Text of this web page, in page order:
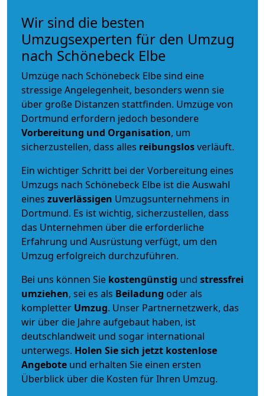
Wir sind die besten
Umzugsexperten für den Umzug
nach Schönebeck Elbe
Umzüge nach Schönebeck Elbe sind eine
stressige Angelegenheit, besonders wenn sie
über große Distanzen stattfinden. Umzüge von
Dortmund erfordern jedoch besondere
Vorbereitung und Organisation, um
sicherzustellen, dass alles reibungslosverläuft.
Ein wichtiger Schritt bei der Vorbereitung eines
Umzugs nach Schönebeck Elbe ist die Auswahl
eines zuverlässigen Umzugsunternehmens in
Dortmund. Es ist wichtig, sicherzustellen, dass
das Unternehmen über die erforderliche
Erfahrung und Ausrüstung verfügt, um den
Umzug erfolgreich durchzuführen.
Bei uns können Sie kostengünstig und stressfrei
umziehen, sei es als Beiladung oder als
kompletter Umzug. Unser Partnernetzwerk, das
wir über die Jahre aufgebaut haben, ist
deutschlandweit und sogar international
unterwegs. Holen Sie sich jetzt kostenlose
Angebote und erhalten Sie einen ersten
Überblick über die Kosten für Ihren Umzug.